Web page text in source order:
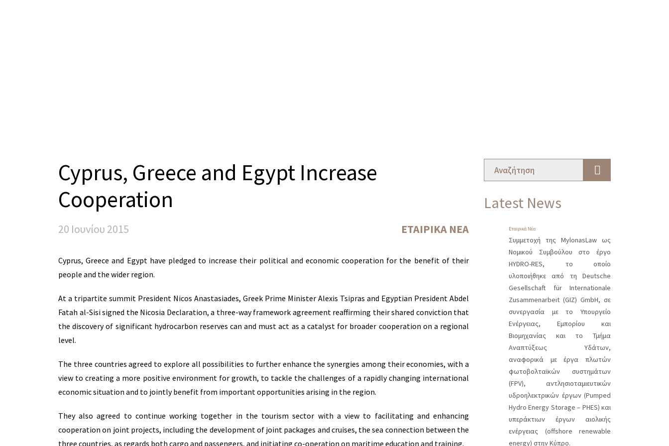
Cyprus, Greece and Egypt Increase
Cooperation
20 Ιουνίου 2015 ΕΤΑΙΡΙΚΆ ΝΈΑ
Cyprus, Greece and Egypt have pledged to increase their political and economic cooperation for the benefit of their
people and the wider region.
At a tripartite summit President Nicos Anastasiades, Greek Prime Minister Alexis Tsipras and Egyptian President Abdel
Fatah al-Sisi signed the Nicosia Declaration, a three-way framework agreement reaffirming their shared conviction that
the discovery of significant hydrocarbon reserves can and must act as a catalyst for broader cooperation on a regional
level.
The three countries agreed to explore all possibilities to further enhance the synergies among their economies, with a
view to creating a more positive environment for growth, to tackle the challenges of a rapidly changing international
economic situation and to jointly benefit from important opportunities arising in the region.
They also agreed to continue working together in the tourism sector with a view to facilitating and enhancing
cooperation on joint projects, including the development of joint packages and cruises, the sea connection between the
three countries, as regards both cargo and passengers, and initiating co-operation on maritime education and training.
Latest News
Εταιρικά Νέα
Συμμετοχή της MylonasLaw ως
Νομικού Συμβούλου στο έργο
HYDRO-RES, το οποίο
υλοποιήθηκε από τη Deutsche
Gesellschaft für Internationale
Zusammenarbeit (GIZ) GmbH, σε
συνεργασία με το Υπουργείο
Ενέργειας, Εμπορίου και
Βιομηχανίας και το Τμήμα
Αναπτύξεως Υδάτων,
αναφορικά με έργα πλωτών
φωτοβολταϊκών συστημάτων
(FPV), αντλησιοταμιευτικών
υδροηλεκτρικών έργων (Pumped
Hydro Energy Storage – PHES) και
υπεράκτιων έργων αιολικής
ενέργειας (offshore renewable
energy) στην Κύπρο.